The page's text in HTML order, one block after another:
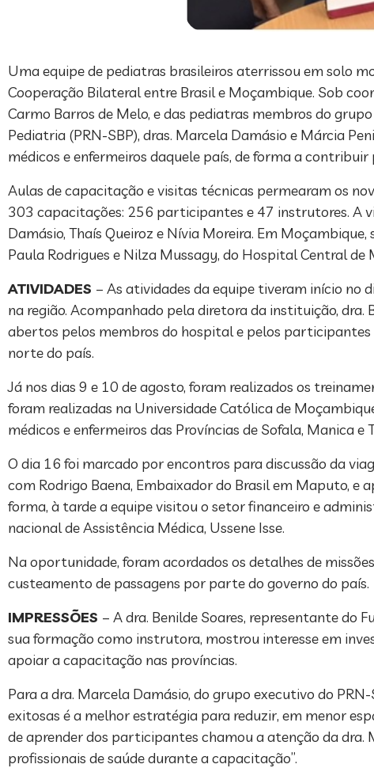
Uma equipe de pediatras brasileiros aterrissou em solo
Cooperação Bilateral entre Brasil e Moçambique. Sob
Carmo Barros de Melo, e das pediatras membros do
Pediatria (PRN-SBP), dras. Marcela Damásio e Márcia
médicos e enfermeiros daquele país, de forma a
Aulas de capacitação e visitas técnicas permearam os
303 capacitações: 256 participantes e 47 instrutores. A
Damásio, Thaís Queiroz e Nívia Moreira. Em
Paula Rodrigues e Nilza Mussagy, do Hospital Central de
ATIVIDADES – As atividades da equipe tiveram início no
na região. Acompanhado pela diretora da instituição,
abertos pelos membros do hospital e pelos participantes
norte do país.
Já nos dias 9 e 10 de agosto, foram realizados os
foram realizadas na Universidade Católica de
médicos e enfermeiros das Províncias de Sofala, Manica e
O dia 16 foi marcado por encontros para discussão da
com Rodrigo Baena, Embaixador do Brasil em Maputo,
forma, à tarde a equipe visitou o setor financeiro e
nacional de Assistência Médica, Ussene Isse.
Na oportunidade, foram acordados os detalhes de
custeamento de passagens por parte do governo do país.
IMPRESSÕES – A dra. Benilde Soares, representante do
sua formação como instrutora, mostrou interesse em
apoiar a capacitação nas províncias.
Para a dra. Marcela Damásio, do grupo executivo do
exitosas é a melhor estratégia para reduzir, em menor
de aprender dos participantes chamou a atenção da dra.
profissionais de saúde durante a capacitação”.